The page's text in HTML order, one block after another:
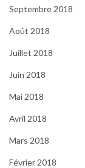
Septembre 2018
Août 2018
Juillet 2018
Juin 2018
Mai 2018
Avril 2018
Mars 2018
Février 2018